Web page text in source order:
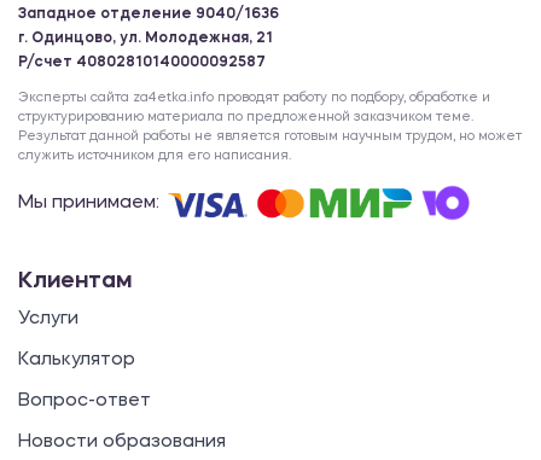
Западное отделение 9040/1636
г. Одинцово, ул. Молодежная, 21
Р/счет 40802810140000092587
Эксперты сайта za4etka.info проводят работу по подбору, обработке и
структурированию материала по предложенной заказчиком теме.
Результат данной работы не является готовым научным трудом, но может
служить источником для его написания.
Мы принимаем:
Клиентам
Услуги
Калькулятор
Вопрос-ответ
Новости образования